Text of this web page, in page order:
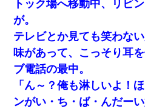
トック場へ移動中、リビ
が。
テレビとか見ても笑わな
味があって、こっそり耳
ブ電話の最中。
「ん～？俺も淋しいよ！
ンがい・ち・ば・んだー